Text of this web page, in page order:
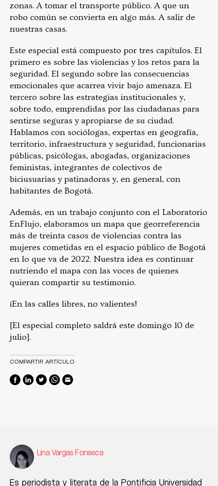
zonas. A tomar el transporte público. A que un
robo común se convierta en algo más. A salir de
nuestras casas.
Este especial está compuesto por tres capítulos. El
primero es sobre las violencias y los retos para la
seguridad. El segundo sobre las consecuencias
emocionales que acarrea vivir bajo amenaza. El
tercero sobre las estrategias institucionales y,
sobre todo, emprendidas por las ciudadanas para
sentirse seguras y apropiarse de su ciudad.
Hablamos con sociólogas, expertas en geografía,
territorio, infraestructura y seguridad, funcionarias
públicas, psicólogas, abogadas, organizaciones
feministas, integrantes de colectivos de
biciusuarias y patinadoras y, en general, con
habitantes de Bogotá.
Además, en un trabajo conjunto con el Laboratorio
EnFlujo, elaboramos un mapa que georreferencia
más de treinta casos de violencias contra las
mujeres cometidas en el espacio público de Bogotá
en lo que va de 2022. Nuestra idea es continuar
nutriendo el mapa con las voces de quienes
quieran compartir su testimonio.
¡En las calles libres, no valientes!
[El especial completo saldrá este domingo 10 de
julio].
COMPARTIR ARTÍCULO
Lina Vargas Fonseca
Es periodista y literata de la Pontificia Universidad